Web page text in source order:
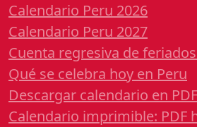
Calendario Peru 2026
Calendario Peru 2027
Cuenta regresiva de
Qué se celebra hoy en Peru
Descargar calendario en PDF
Calendario imprimible: PDF